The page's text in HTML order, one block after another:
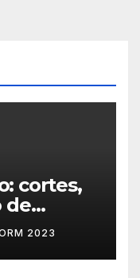
cortes,
de
la Ley
2023